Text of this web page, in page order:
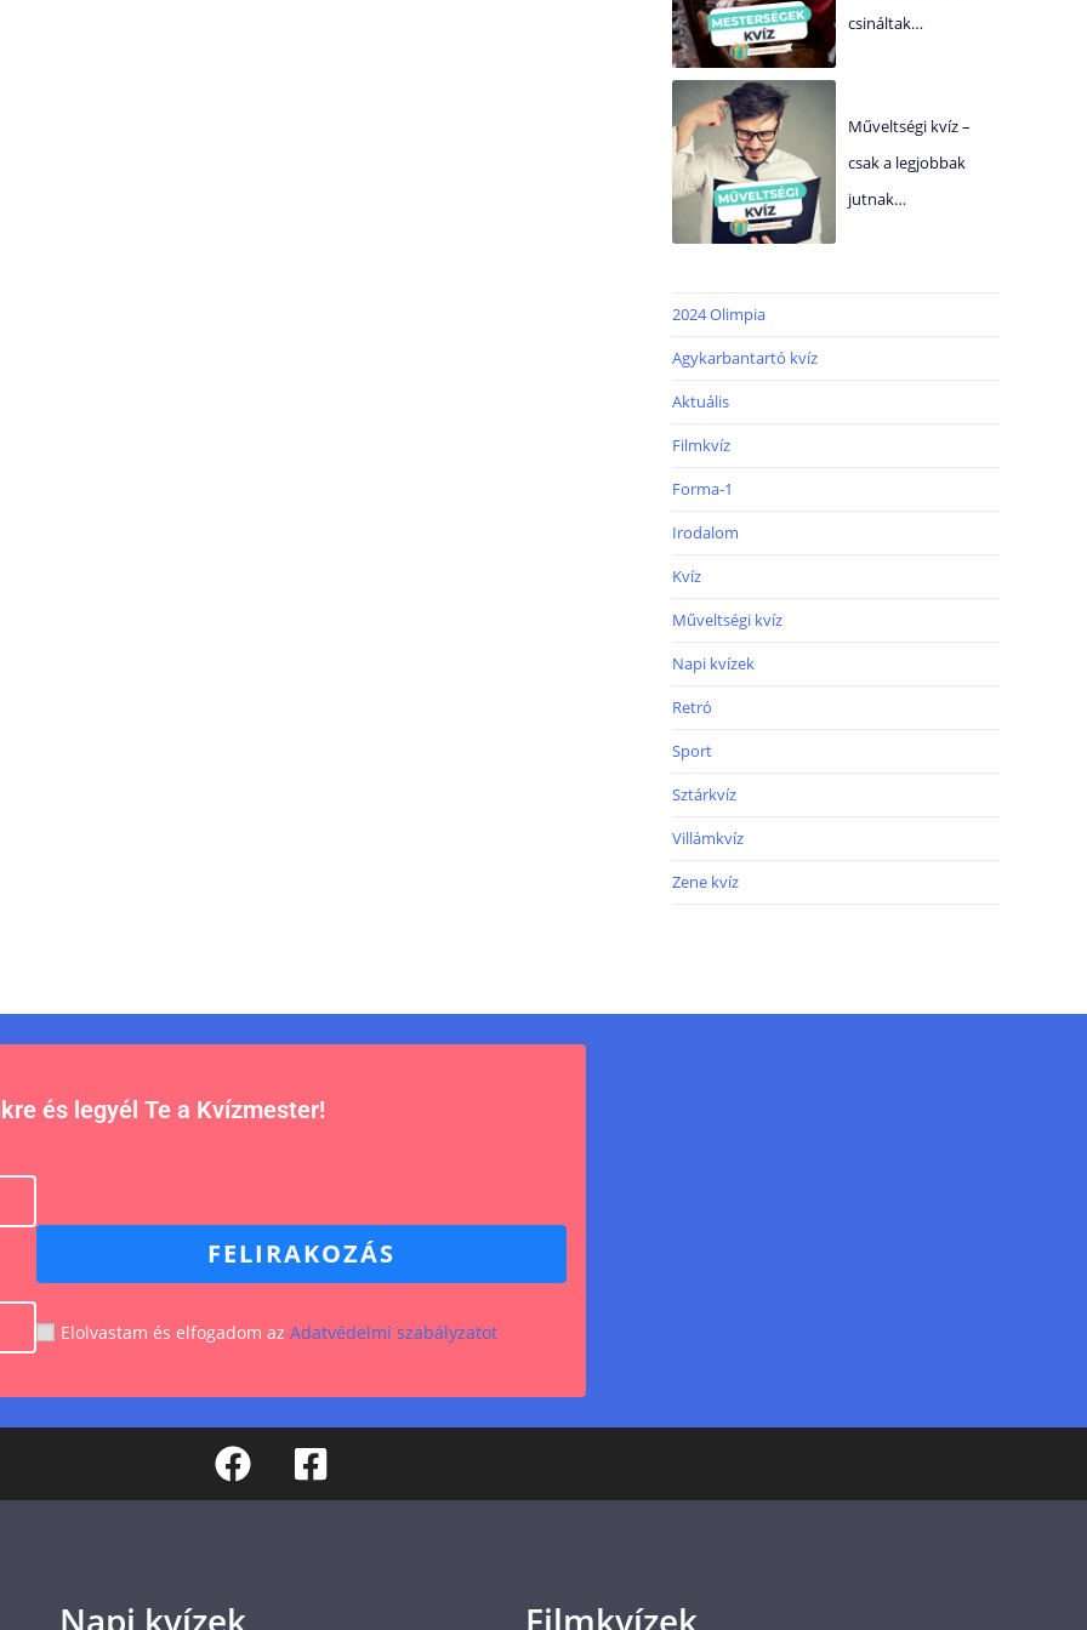
csináltak…
Műveltségi kvíz –
csak a legjobbak
jutnak…
2024 Olimpia
Agykarbantartó kvíz
Aktuális
Filmkvíz
Forma-1
Irodalom
Kvíz
Műveltségi kvíz
Napi kvízek
Retró
Sport
Sztárkvíz
Villámkvíz
Zene kvíz
és legyél Te a Kvízmester!
FELIRAKOZÁS
Elolvastam és elfogadom az Adatvédelmi szabályzatot
Napi kvízek Filmkvízek